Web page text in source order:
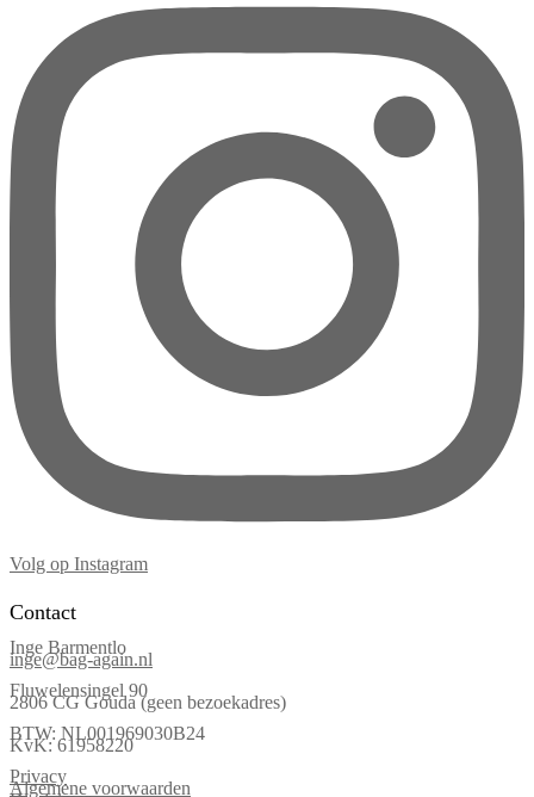
Volg op Instagram
Contact
Inge Barmentlo
inge@bag-again.nl
Fluwelensingel 90
2806 CG Gouda (geen bezoekadres)
BTW: NL001969030B24
KvK: 61958220
Privacy
Algemene voorwaarden